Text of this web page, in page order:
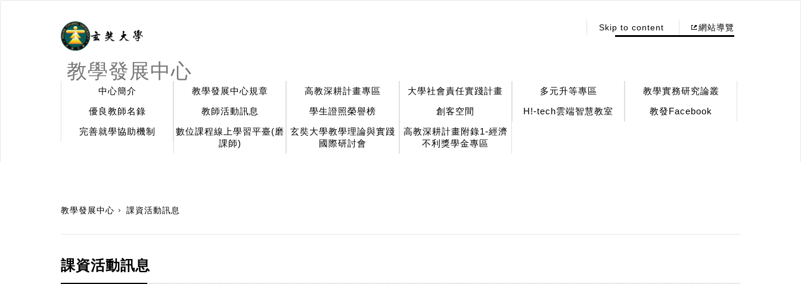
教學發展中心
Skip to content 網站導覽
中心簡介 教學發展中心規章 高教深耕計畫專區 大學社會責任實踐計畫 多元升等專區
教學實務研究論叢
優良教師名錄
教師活動訊息 學生證照榮譽榜 創客空間 H!-tech雲端智慧教室
教發Facebook
完善就學協助機制
數位課程線上學習平臺(磨
課師)
玄奘大學教學理論與實踐
國際研討會
高教深耕計畫附錄1-經濟
不利獎學金專區
教學發展中心 課資活動訊息
課資活動訊息